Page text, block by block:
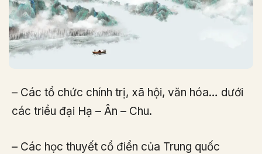
– Các tổ chức chính trị, xã hội, văn hóa… dưới
các triều đại Hạ – Ân – Chu.
– Các học thuyết cổ điển của Trung quốc